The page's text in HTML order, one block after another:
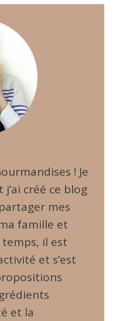
! Je
j’ai créé ce blog
mes
famille et
il est
et s’est
et la